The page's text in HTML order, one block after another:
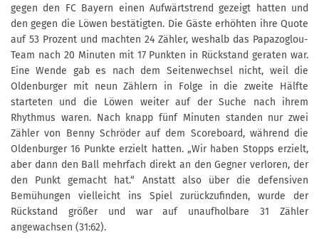
gegen den FC Bayern einen Aufwärtstrend gezeigt hatten und
den gegen die Löwen bestätigten. Die Gäste erhöhten ihre Quote
auf 53 Prozent und machten 24 Zähler, weshalb das Papazoglou-
Team nach 20 Minuten mit 17 Punkten in Rückstand geraten war.
Eine Wende gab es nach dem Seitenwechsel nicht, weil die
Oldenburger mit neun Zählern in Folge in die zweite Hälfte
starteten und die Löwen weiter auf der Suche nach ihrem
Rhythmus waren. Nach knapp fünf Minuten standen nur zwei
Zähler von Benny Schröder auf dem Scoreboard, während die
Oldenburger 16 Punkte erzielt hatten. „Wir haben Stopps erzielt,
aber dann den Ball mehrfach direkt an den Gegner verloren, der
den Punkt gemacht hat.“ Anstatt also über die defensiven
Bemühungen vielleicht ins Spiel zurückzufinden, wurde der
Rückstand größer und war auf unaufholbare 31 Zähler
angewachsen (31:62).